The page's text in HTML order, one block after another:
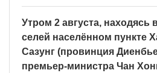
Утром 2 августа, находясь
селей населённом пункте
Сазунг (провинция
премьер-министра Чан